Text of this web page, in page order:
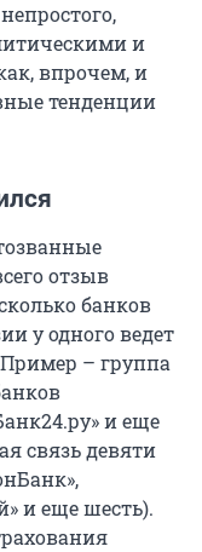
и
впрочем, и
тенденции
отзыв
банков
у одного ведет
– группа
и еще
связь девяти
и еще шесть).